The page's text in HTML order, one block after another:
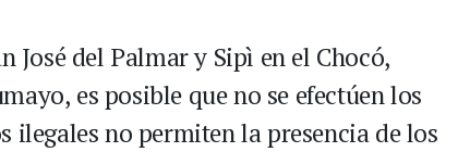
José del Palmar y Sipì en el Chocó,
es posible que no se efectúen los
ilegales no permiten la presencia de los